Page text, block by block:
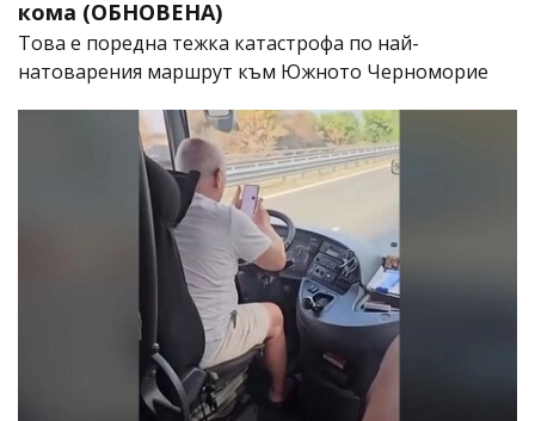
кома (ОБНОВЕНА)
Това е поредна тежка катастрофа по най-
натоварения маршрут към Южното Черноморие